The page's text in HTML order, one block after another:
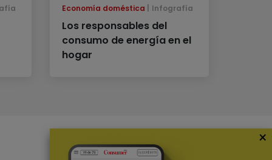
Economía doméstica Infografía
Los responsables del
consumo de energía en el
hogar
×